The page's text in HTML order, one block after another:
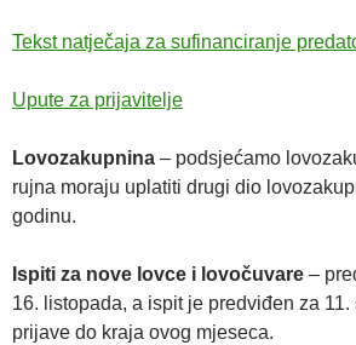
Tekst natječaja za sufinanciranje
Upute za prijavitelje
Lovozakupnina – podsjećamo
rujna moraju uplatiti drugi dio
godinu.
Ispiti za nove lovce i lovočuvare –
16. listopada, a ispit je predviđen za
prijave do kraja ovog mjeseca.